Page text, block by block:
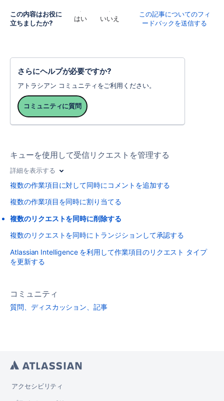
この内容はお役に
立ちましたか?
はい いいえ
この記事についてのフィ
ードバックを送信する
さらにヘルプが必要ですか?
アトラシアン コミュニティをご利用ください。
コミュニティに質問
キューを使用して受信リクエストを管理する
詳細を表示する
複数の作業項目に対して同時にコメントを追加する
複数の作業項目を同時に割り当てる
複数のリクエストを同時に削除する
複数のリクエストを同時にトランジションして承認する
Atlassian Intelligence を利用して作業項目のリクエスト タイプ
を更新する
コミュニティ
質問、ディスカッション、記事
アクセシビリティ